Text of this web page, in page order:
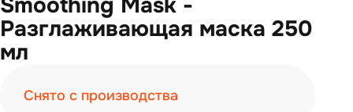
Разглаживающая маска 250
мл
Снято с производства